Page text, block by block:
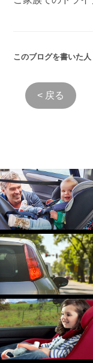
このブログを書いた人
< 戻る